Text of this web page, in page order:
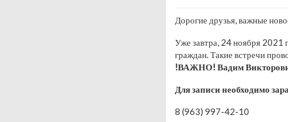
Дорогие друзья, важные
Уже завтра, 24 ноября 2021
граждан. Такие встречи
!ВАЖНО! Вадим
Для записи необходимо
8 (963) 997-42-10